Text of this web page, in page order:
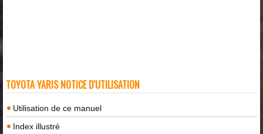
TOYOTA YARIS NOTICE D'UTILISATION
Utilisation de ce manuel
Index illustré